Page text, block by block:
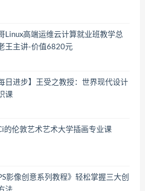
Linux高端运维云计算就业班教学总
王主讲-价值6820元
日进步】王受之教授：世界现代设计
课
的伦敦艺术艺术大学插画专业课
影像创意系列教程》轻松掌握三大创